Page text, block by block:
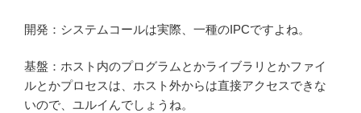
開発：システムコールは実際、一種のIPCですよね。
基盤：ホスト内のプログラムとかライブラリとかファイ
ルとかプロセスは、ホスト外からは直接アクセスできな
いので、ユルイんでしょうね。